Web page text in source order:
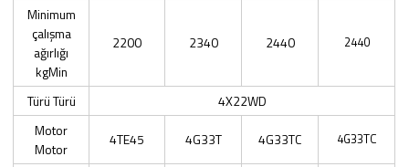
Minimum
çalışma
ağırlığı
kgMin
2200 2340 2440 2440
Türü Türü
4X22WD
Motor
Motor
4TE45 4G33T 4G33TC 4G33TC